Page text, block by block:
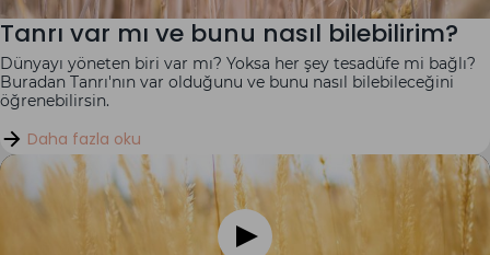
Tanrı var mı ve bunu nasıl bilebilirim?
Dünyayı yöneten biri var mı? Yoksa her şey tesadüfe mi bağlı?
Buradan Tanrı'nın var olduğunu ve bunu nasıl bilebileceğini
öğrenebilirsin.
Daha fazla oku